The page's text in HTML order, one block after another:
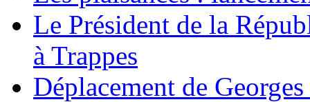
Le Président de la
à Trappes
Déplacement de